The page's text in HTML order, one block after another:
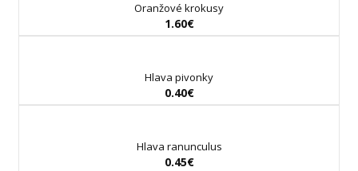
Oranžové krokusy
1.60€
Hlava pivonky
0.40€
Hlava ranunculus
0.45€